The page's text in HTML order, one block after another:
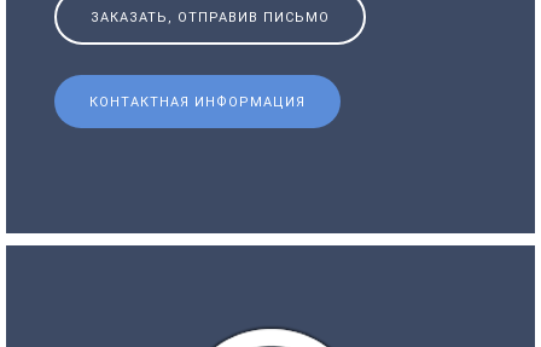
ЗАКАЗАТЬ, ОТПРАВИВ ПИСЬМО
КОНТАКТНАЯ ИНФОРМАЦИЯ